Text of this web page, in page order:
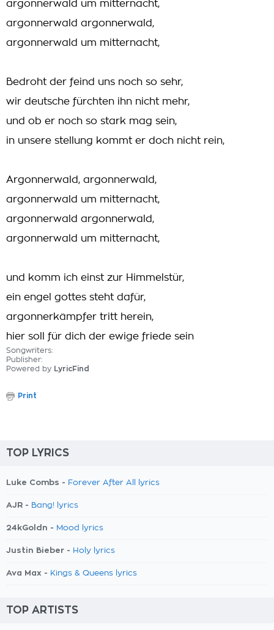
argonnerwald um mitternacht,
argonnerwald argonnerwald,
argonnerwald um mitternacht,
Bedroht der feind uns noch so sehr,
wir deutsche fürchten ihn nicht mehr,
und ob er noch so stark mag sein,
in unsere stellung kommt er doch nicht rein,
Argonnerwald, argonnerwald,
argonnerwald um mitternacht,
argonnerwald argonnerwald,
argonnerwald um mitternacht,
und komm ich einst zur Himmelstür,
ein engel gottes steht dafür,
argonnerkämpfer tritt herein,
hier soll für dich der ewige friede sein
Songwriters:
Publisher:
Powered by LyricFind
Print
TOP LYRICS
Luke Combs - Forever After All lyrics
AJR - Bang! lyrics
24kGoldn - Mood lyrics
Justin Bieber - Holy lyrics
Ava Max - Kings & Queens lyrics
TOP ARTISTS